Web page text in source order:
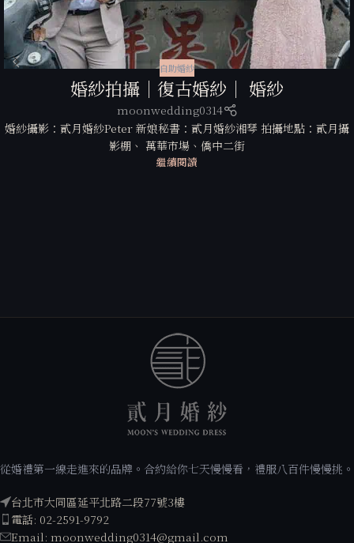
自助婚紗
婚紗拍攝｜復古婚紗｜ 婚紗
moonwedding0314
婚紗攝影：貳月婚紗Peter 新娘秘書：貳月婚紗湘琴 拍攝地點：貳月攝
影棚、 萬華市場、僑中二街
繼續閱讀
從婚禮第一線走進來的品牌。合約給你七天慢慢看，禮服八百件慢慢挑。
台北市大同區延平北路二段77號3樓
電話: 02-2591-9792
Email: moonwedding0314@gmail.com